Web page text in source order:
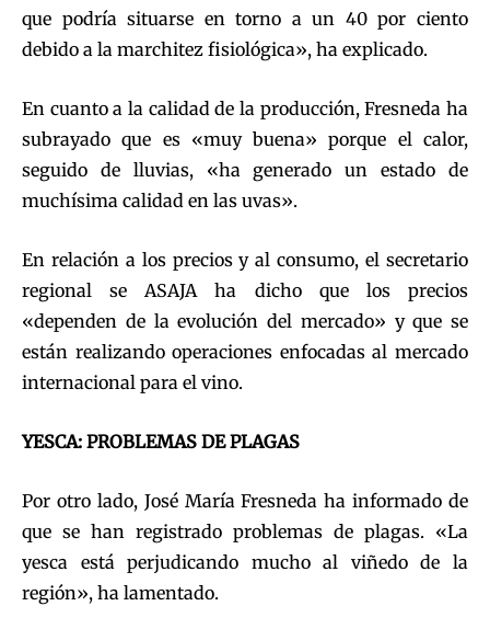
que podría situarse en torno a un 40 por ciento
debido a la marchitez fisiológica», ha explicado.
En cuanto a la calidad de la producción, Fresneda ha
subrayado que es «muy buena» porque el calor,
seguido de lluvias, «ha generado un estado de
muchísima calidad en las uvas».
En relación a los precios y al consumo, el secretario
regional se ASAJA ha dicho que los precios
«dependen de la evolución del mercado» y que se
están realizando operaciones enfocadas al mercado
internacional para el vino.
YESCA: PROBLEMAS DE PLAGAS
Por otro lado, José María Fresneda ha informado de
que se han registrado problemas de plagas. «La
yesca está perjudicando mucho al viñedo de la
región», ha lamentado.